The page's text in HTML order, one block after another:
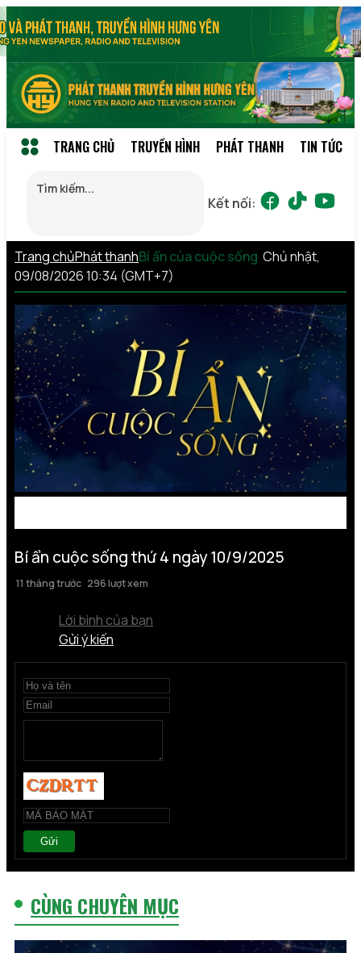
TRANG CHỦ TRUYỀN HÌNH PHÁT THANH TIN TỨC
Kết nối:
Trang chủPhát thanhBí ẩn của cuộc sống Chủ nhật,
09/08/2026 10:34 (GMT+7)
Bí ẩn cuộc sống thứ 4 ngày 10/9/2025
11 tháng trước 296 lượt xem
Lời bình của bạn
Gửi ý kiến
Gửi
CÙNG CHUYÊN MỤC